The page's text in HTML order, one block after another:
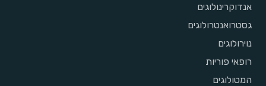
אנדוקרינולוגים
גסטרואנטרולוגים
נוירולוגים
רופאי פוריות
המטולוגים